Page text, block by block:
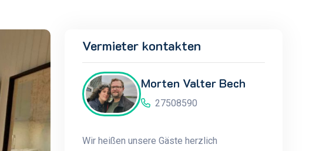
Vermieter kontakten
Morten Valter Bech
27508590
Wir heißen unsere Gäste herzlich